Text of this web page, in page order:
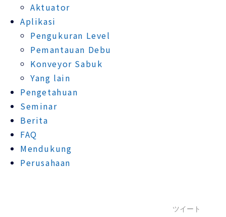
Aktuator
Aplikasi
Pengukuran Level
Pemantauan Debu
Konveyor Sabuk
Yang lain
Pengetahuan
Seminar
Berita
FAQ
Mendukung
Perusahaan
ツイート